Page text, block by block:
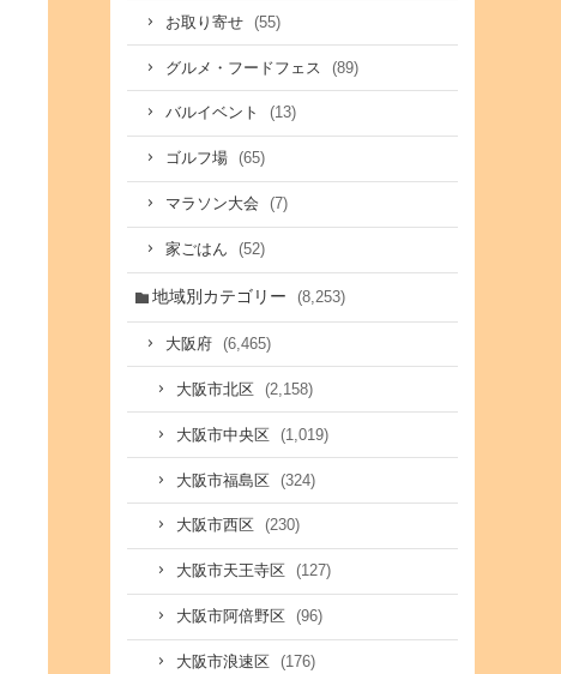
お取り寄せ (55)
グルメ・フードフェス (89)
バルイベント (13)
ゴルフ場 (65)
マラソン大会 (7)
家ごはん (52)
地域別カテゴリー (8,253)
大阪府 (6,465)
大阪市北区 (2,158)
大阪市中央区 (1,019)
大阪市福島区 (324)
大阪市西区 (230)
大阪市天王寺区 (127)
大阪市阿倍野区 (96)
大阪市浪速区 (176)